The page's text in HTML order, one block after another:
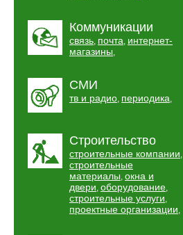
Коммуникации
связь, почта, интернет-
магазины,
СМИ
тв и радио, периодика,
Строительство
строительные компании,
строительные
материалы, окна и
двери, оборудование,
строительные услуги,
проектные организации,